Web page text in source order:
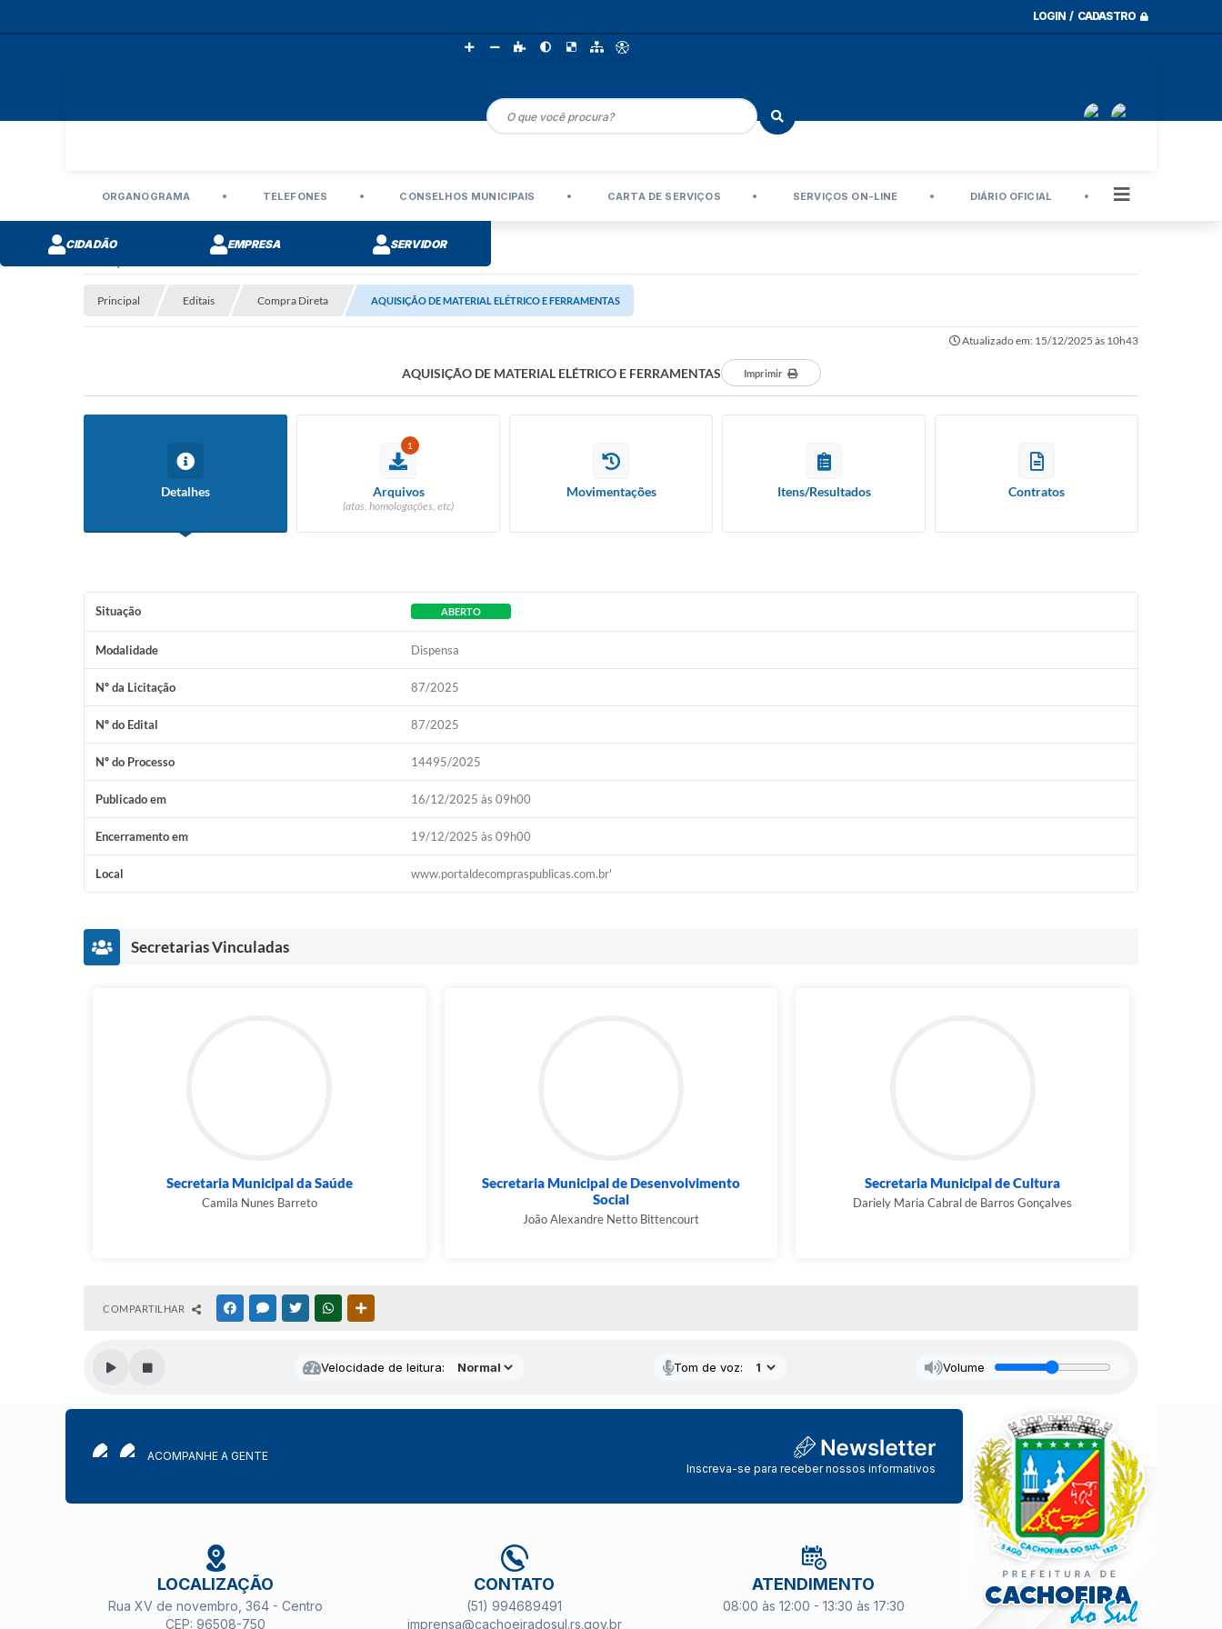
LOGIN / CADASTRO
ORGANOGRAMA TELEFONES CONSELHOS MUNICIPAIS CARTA DE SERVIÇOS SERVIÇOS ON-LINE DIÁRIO OFICIAL
CIDADÃO EMPRESA SERVIDOR
Principal Editais Compra Direta AQUISIÇÃO DE MATERIAL ELÉTRICO E FERRAMENTAS
Atualizado em: 15/12/2025 às 10h43
AQUISIÇÃO DE MATERIAL ELÉTRICO E FERRAMENTAS Imprimir
Detalhes
1
Arquivos
(atas, homologações, etc)
Movimentações Itens/Resultados Contratos
Situação ABERTO
Modalidade Dispensa
Nº da Licitação 87/2025
Nº do Edital 87/2025
Nº do Processo 14495/2025
Publicado em 16/12/2025 às 09h00
Encerramento em 19/12/2025 às 09h00
Local www.portaldecompraspublicas.com.br'
Secretarias Vinculadas
Secretaria Municipal da Saúde
Camila Nunes Barreto
Secretaria Municipal de Desenvolvimento
Social
João Alexandre Netto Bittencourt
Secretaria Municipal de Cultura
Dariely Maria Cabral de Barros Gonçalves
COMPARTILHAR FACEBOOKMESSENGER
TWITTERWHATSAPP
Velocidade de leitura: Tom de voz: Volume
ACOMPANHE A GENTE
Inscreva-se para receber nossos informativos
LOCALIZAÇÃO
Rua XV de novembro, 364 - Centro
CEP: 96508-750
CONTATO
(51) 994689491
imprensa@cachoeiradosul.rs.gov.br
ATENDIMENTO
08:00 às 12:00 - 13:30 às 17:30